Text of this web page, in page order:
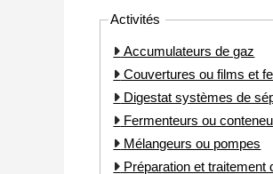
Activités
Accumulateurs de gaz
Couvertures ou films et
Digestat systèmes de
Fermenteurs ou
Mélangeurs ou pompes
Préparation et traitement